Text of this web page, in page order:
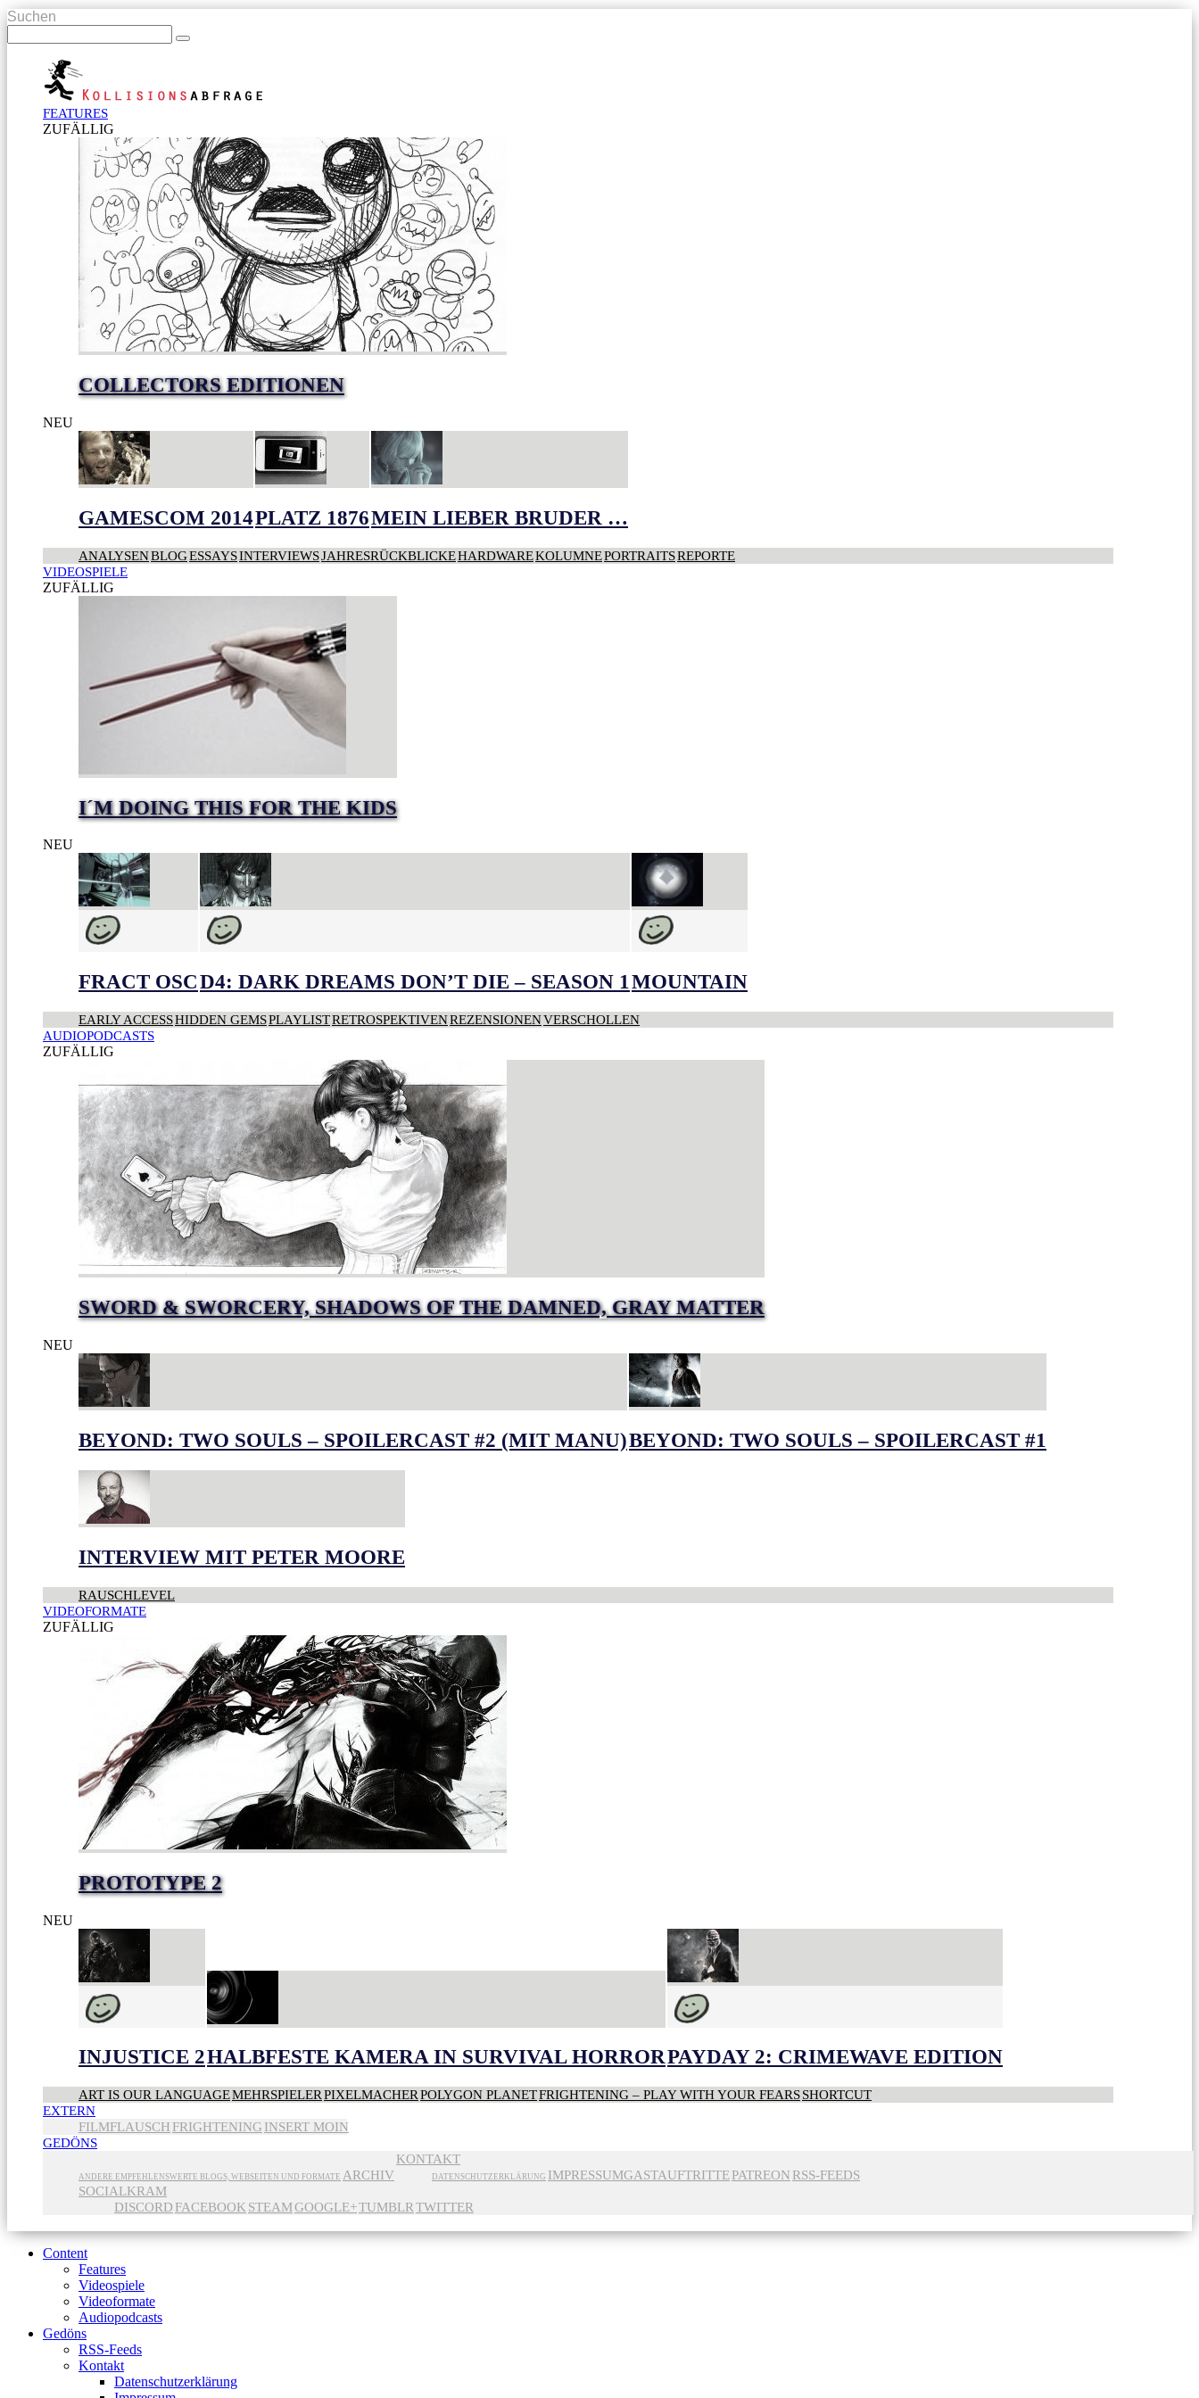
Suchen
FEATURES
ZUFÄLLIG
COLLECTORS EDITIONEN
NEU
GAMESCOM 2014PLATZ 1876MEIN LIEBER BRUDER …
ANALYSENBLOGESSAYSINTERVIEWSJAHRESRÜCKBLICKEHARDWAREKOLUMNEPORTRAITSREPORTE
VIDEOSPIELE
ZUFÄLLIG
I´M DOING THIS FOR THE KIDS
NEU
FRACT OSCD4: DARK DREAMS DON’T DIE – SEASON 1MOUNTAIN
EARLY ACCESSHIDDEN GEMSPLAYLISTRETROSPEKTIVENREZENSIONENVERSCHOLLEN
AUDIOPODCASTS
ZUFÄLLIG
SWORD & SWORCERY, SHADOWS OF THE DAMNED, GRAY MATTER
NEU
BEYOND: TWO SOULS – SPOILERCAST #2 (MIT MANU)BEYOND: TWO SOULS – SPOILERCAST #1
INTERVIEW MIT PETER MOORE
RAUSCHLEVEL
VIDEOFORMATE
ZUFÄLLIG
PROTOTYPE 2
NEU
INJUSTICE 2HALBFESTE KAMERA IN SURVIVAL HORRORPAYDAY 2: CRIMEWAVE EDITION
ART IS OUR LANGUAGEMEHRSPIELERPIXELMACHERPOLYGON PLANETFRIGHTENING – PLAY WITH YOUR FEARSSHORTCUT
EXTERN
FILMFLAUSCH FRIGHTENING INSERT MOIN
GEDÖNS
ANDERE EMPFEHLENSWERTE BLOGS, WEBSEITEN UND FORMATE ARCHIV
KONTAKT
DATENSCHUTZERKLÄRUNG IMPRESSUMGASTAUFTRITTEPATREON RSS-FEEDS
SOCIALKRAM
DISCORD FACEBOOK STEAMGOOGLE+TUMBLRTWITTER
Content
Features
Videospiele
Videoformate
Audiopodcasts
Gedöns
RSS-Feeds
Kontakt
Datenschutzerklärung